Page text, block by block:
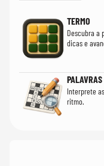
TERMO
Descubra a
dicas e
Interprete
ritmo.